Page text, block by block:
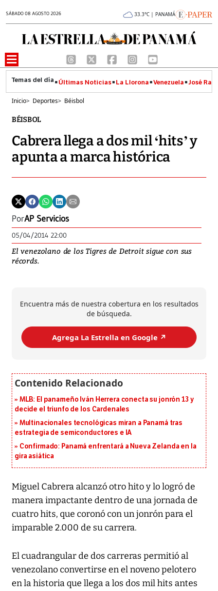
SÁBADO 08 AGOSTO 2026 33.3°C | PANAMÁ
Últimas Noticias La Llorona Venezuela José
Inicio> Deportes> Béisbol
BÉISBOL
Cabrera llega a dos mil ‘hits’ y
apunta a marca histórica
PorAP Servicios
05/04/2014 22:00
El venezolano de los Tigres de Detroit sigue con sus
récords.
Encuentra más de nuestra cobertura en los resultados
de búsqueda.
Agrega La Estrella en Google ↗️
MLB: El panameño Iván Herrera conecta su jonrón 13 y
decide el triunfo de los Cardenales
Multinacionales tecnológicas miran a Panamá tras
estrategia de semiconductores e IA
Confirmado: Panamá enfrentará a Nueva Zelanda en la
gira asiática
Miguel Cabrera alcanzó otro hito y lo logró de
manera impactante dentro de una jornada de
cuatro hits, que coronó con un jonrón para el
imparable 2.000 de su carrera.
El cuadrangular de dos carreras permitió al
venezolano convertirse en el noveno pelotero
en la historia que llega a los dos mil hits antes